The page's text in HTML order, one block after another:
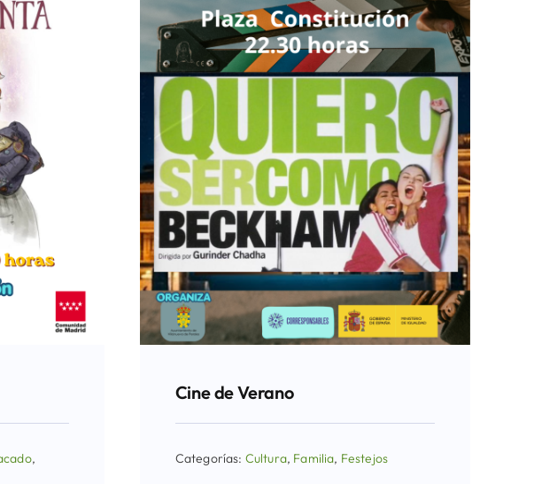
,
Cine de Verano
Categorías: Cultura, Familia, Festejos